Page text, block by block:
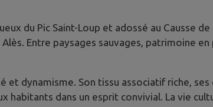
du Pic Saint-Loup et adossé au Causse
Entre paysages sauvages, patrimoine
et dynamisme. Son tissu associatif riche,
habitants dans un esprit convivial. La vie